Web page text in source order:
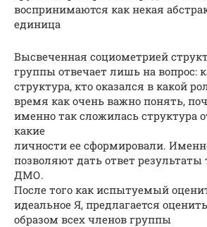
воспринимаются как некая
единица
Высвеченная социометрией
группы отвечает лишь на вопрос:
структура, кто оказался в какой
время как очень важно понять,
именно так сложилась структура
какие
личности ее сформировали.
позволяют дать ответ результаты
ДМО.
После того как испытуемый
идеальное Я, предлагается
образом всех членов группы